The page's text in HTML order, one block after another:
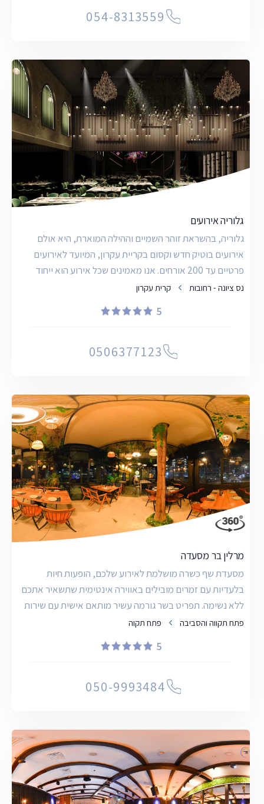
054-8313559
גלוריה אירועים
גלוריה, בהשראת זוהר השמיים וההילה המוארת, היא אולם
אירועים בוטיק חדש וקסום בקריית עקרון, המיועד לאירועים
פרטיים עד 200 אורחים. אנו מאמינים שכל אירוע הוא ייחוד
נס ציונה - רחובות קרית עקרון
5
0506377123
מרלין בר מסעדה
מסעדת שף כשרה מושלמת לאירוע שלכם, הופעות חיות
בלעדיות עם זמרים מובילים באווירה אינטימית שתשאיר אתכם
ללא נשימה. תפריט בשר גורמה עשיר מותאם אישית עם שירות
ברמת
פתח תקווה והסביבה פתח תקוה
5
050-9993484